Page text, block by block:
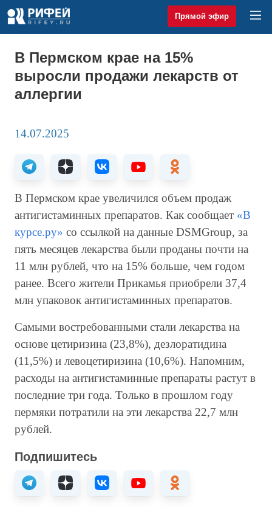
Прямой эфир
В Пермском крае на 15%
выросли продажи лекарств от
аллергии
14.07.2025
В Пермском крае увеличился объем продаж
антигистаминных препаратов. Как сообщает «В
курсе.ру» со ссылкой на данные DSMGroup, за
пять месяцев лекарства были проданы почти на
11 млн рублей, что на 15% больше, чем годом
ранее. Всего жители Прикамья приобрели 37,4
млн упаковок антигистаминных препаратов.
Самыми востребованными стали лекарства на
основе цетиризина (23,8%), дезлоратидина
(11,5%) и левоцетиризина (10,6%). Напомним,
расходы на антигистаминные препараты растут в
последние три года. Только в прошлом году
пермяки потратили на эти лекарства 22,7 млн
рублей.
Подпишитесь